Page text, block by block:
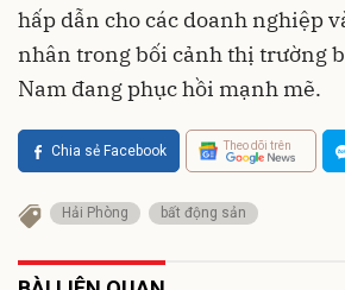
hấp dẫn cho các doanh nghiệp
nhân trong bối cảnh thị trường
Nam đang phục hồi mạnh mẽ.
Chia sẻ Facebook Theo dõi trên
Hải Phòng bất động sản